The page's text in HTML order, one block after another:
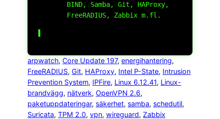
BIND, Samba, Git, HAProxy,
FreeRADIUS, Zabbix m.fl.
arpwatch, Core Update 197, energihantering
FreeRADIUS, Git, HAProxy, Intel P-State, Intrusion
Prevention System, IPFire, Linux 6.12.41, Linux-
brandvägg, nätverk, OpenVPN 2.6
paketuppdateringar, säkerhet, samba, schedutil
Suricata, TPM 2.0, vpn, wireguard, Zabbix